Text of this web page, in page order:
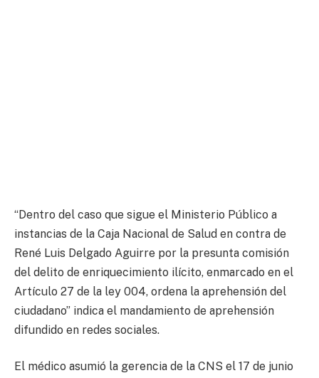
“Dentro del caso que sigue el Ministerio Público a
instancias de la Caja Nacional de Salud en contra de
René Luis Delgado Aguirre por la presunta comisión
del delito de enriquecimiento ilícito, enmarcado en el
Artículo 27 de la ley 004, ordena la aprehensión del
ciudadano” indica el mandamiento de aprehensión
difundido en redes sociales.
El médico asumió la gerencia de la CNS el 17 de junio